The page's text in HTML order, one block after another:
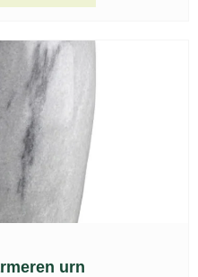
urn